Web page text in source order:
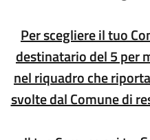
Per scegliere il tuo
destinatario del 5 per
nel riquadro che
svolte dal Comune di